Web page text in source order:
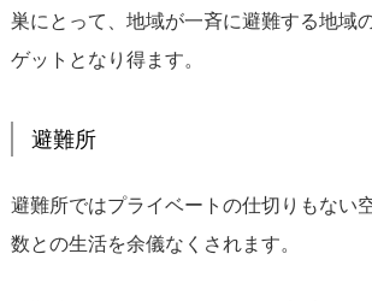
巣にとって、地域が一斉に避難する地域
ゲットとなり得ます。
避難所
避難所ではプライベートの仕切りもない
数との生活を余儀なくされます。